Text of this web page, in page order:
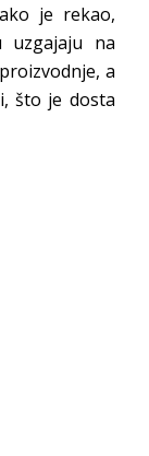
je rekao,
uzgajaju na
a
što je dosta